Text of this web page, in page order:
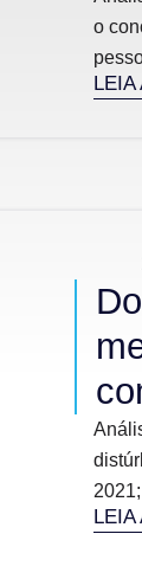
o
LEIA
LEIA